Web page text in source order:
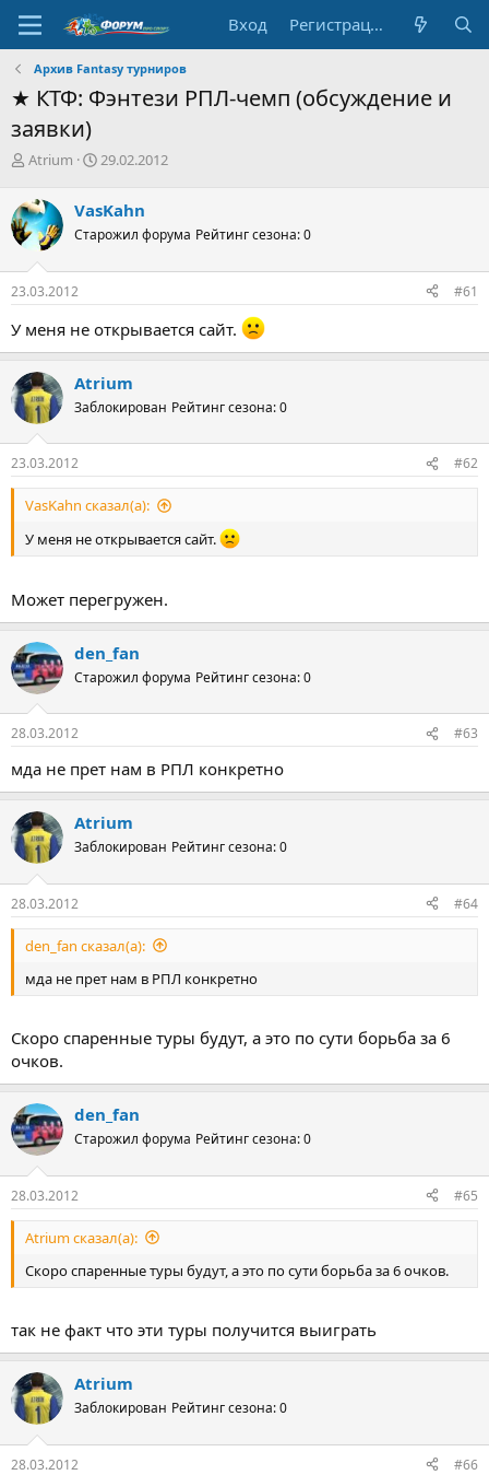
Вход Регистрация
Архив Fantasy турниров
★ КТФ: Фэнтези РПЛ-чемп (обсуждение и
заявки)
А
т
о
р
е
м
Atrium
Д
а
н
ч
а
29.02.2012
VasKahn
Старожил форума Рейтинг сезона: 0
23.03.2012 #61
У меня не открывается сайт.
Atrium
Заблокирован Рейтинг сезона: 0
23.03.2012 #62
VasKahn сказал(а):
У меня не открывается сайт.
Может перегружен.
den_fan
Старожил форума Рейтинг сезона: 0
28.03.2012 #63
мда не прет нам в РПЛ конкретно
Atrium
Заблокирован Рейтинг сезона: 0
28.03.2012 #64
den_fan сказал(а):
мда не прет нам в РПЛ конкретно
Скоро спаренные туры будут, а это по сути борьба за 6
очков.
den_fan
Старожил форума Рейтинг сезона: 0
28.03.2012 #65
Atrium сказал(а):
Скоро спаренные туры будут, а это по сути борьба за 6 очков.
так не факт что эти туры получится выиграть
Atrium
Заблокирован Рейтинг сезона: 0
28.03.2012 #66